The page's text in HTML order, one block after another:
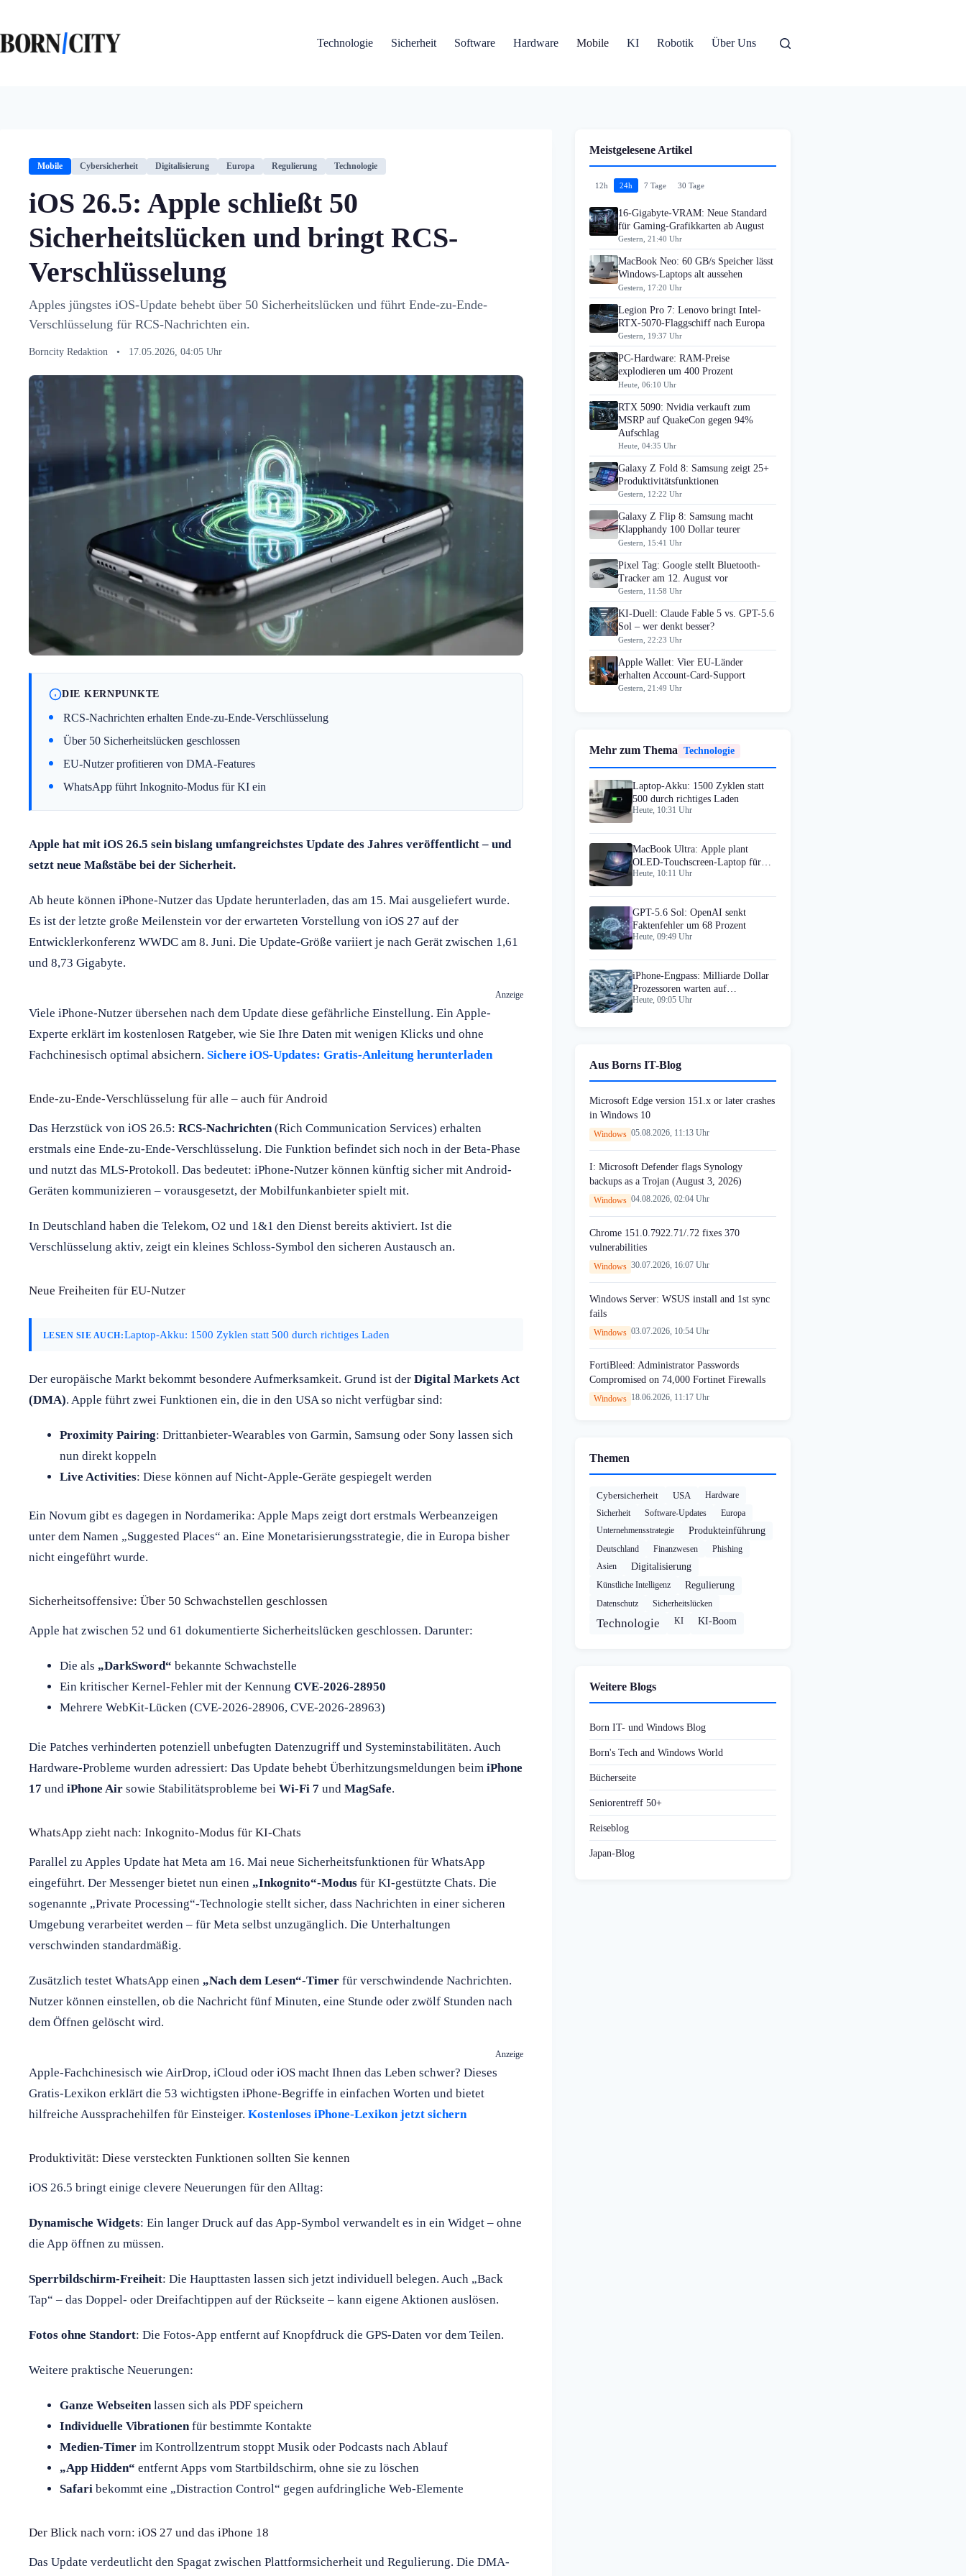
springen
Technologie
Sicherheit Software Hardware Mobile KI Robotik Über Uns
Mobile Cybersicherheit Digitalisierung Europa Regulierung Technologie
iOS 26.5: Apple schließt 50
Sicherheitslücken und bringt RCS-
Verschlüsselung
Apples jüngstes iOS-Update behebt über 50 Sicherheitslücken und führt Ende-zu-Ende-
Verschlüsselung für RCS-Nachrichten ein.
Borncity Redaktion • 17.05.2026, 04:05 Uhr
DIE KERNPUNKTE
RCS-Nachrichten erhalten Ende-zu-Ende-Verschlüsselung
Über 50 Sicherheitslücken geschlossen
EU-Nutzer profitieren von DMA-Features
WhatsApp führt Inkognito-Modus für KI ein
Apple hat mit iOS 26.5 sein bislang umfangreichstes Update des Jahres veröffentlicht – und
setzt neue Maßstäbe bei der Sicherheit.
Ab heute können iPhone-Nutzer das Update herunterladen, das am 15. Mai ausgeliefert wurde.
Es ist der letzte große Meilenstein vor der erwarteten Vorstellung von iOS 27 auf der
Entwicklerkonferenz WWDC am 8. Juni. Die Update-Größe variiert je nach Gerät zwischen 1,61
und 8,73 Gigabyte.
Anzeige
Viele iPhone-Nutzer übersehen nach dem Update diese gefährliche Einstellung. Ein Apple-
Experte erklärt im kostenlosen Ratgeber, wie Sie Ihre Daten mit wenigen Klicks und ohne
Fachchinesisch optimal absichern. Sichere iOS-Updates: Gratis-Anleitung herunterladen
Ende-zu-Ende-Verschlüsselung für alle – auch für Android
Das Herzstück von iOS 26.5: RCS-Nachrichten (Rich Communication Services) erhalten
erstmals eine Ende-zu-Ende-Verschlüsselung. Die Funktion befindet sich noch in der Beta-Phase
und nutzt das MLS-Protokoll. Das bedeutet: iPhone-Nutzer können künftig sicher mit Android-
Geräten kommunizieren – vorausgesetzt, der Mobilfunkanbieter spielt mit.
In Deutschland haben die Telekom, O2 und 1&1 den Dienst bereits aktiviert. Ist die
Verschlüsselung aktiv, zeigt ein kleines Schloss-Symbol den sicheren Austausch an.
Neue Freiheiten für EU-Nutzer
LESEN SIE AUCH:Laptop-Akku: 1500 Zyklen statt 500 durch richtiges Laden
Der europäische Markt bekommt besondere Aufmerksamkeit. Grund ist der Digital Markets Act
(DMA). Apple führt zwei Funktionen ein, die in den USA so nicht verfügbar sind:
Proximity Pairing: Drittanbieter-Wearables von Garmin, Samsung oder Sony lassen sich
nun direkt koppeln
Live Activities: Diese können auf Nicht-Apple-Geräte gespiegelt werden
Ein Novum gibt es dagegen in Nordamerika: Apple Maps zeigt dort erstmals Werbeanzeigen
unter dem Namen „Suggested Places“ an. Eine Monetarisierungsstrategie, die in Europa bisher
nicht eingeführt wurde.
Sicherheitsoffensive: Über 50 Schwachstellen geschlossen
Apple hat zwischen 52 und 61 dokumentierte Sicherheitslücken geschlossen. Darunter:
Die als „DarkSword“ bekannte Schwachstelle
Ein kritischer Kernel-Fehler mit der Kennung CVE-2026-28950
Mehrere WebKit-Lücken (CVE-2026-28906, CVE-2026-28963)
Die Patches verhinderten potenziell unbefugten Datenzugriff und Systeminstabilitäten. Auch
Hardware-Probleme wurden adressiert: Das Update behebt Überhitzungsmeldungen beim iPhone
17 und iPhone Air sowie Stabilitätsprobleme bei Wi-Fi 7 und MagSafe.
WhatsApp zieht nach: Inkognito-Modus für KI-Chats
Parallel zu Apples Update hat Meta am 16. Mai neue Sicherheitsfunktionen für WhatsApp
eingeführt. Der Messenger bietet nun einen „Inkognito“-Modus für KI-gestützte Chats. Die
sogenannte „Private Processing“-Technologie stellt sicher, dass Nachrichten in einer sicheren
Umgebung verarbeitet werden – für Meta selbst unzugänglich. Die Unterhaltungen
verschwinden standardmäßig.
Zusätzlich testet WhatsApp einen „Nach dem Lesen“-Timer für verschwindende Nachrichten.
Nutzer können einstellen, ob die Nachricht fünf Minuten, eine Stunde oder zwölf Stunden nach
dem Öffnen gelöscht wird.
Anzeige
Apple-Fachchinesisch wie AirDrop, iCloud oder iOS macht Ihnen das Leben schwer? Dieses
Gratis-Lexikon erklärt die 53 wichtigsten iPhone-Begriffe in einfachen Worten und bietet
hilfreiche Aussprachehilfen für Einsteiger. Kostenloses iPhone-Lexikon jetzt sichern
Produktivität: Diese versteckten Funktionen sollten Sie kennen
iOS 26.5 bringt einige clevere Neuerungen für den Alltag:
Dynamische Widgets: Ein langer Druck auf das App-Symbol verwandelt es in ein Widget – ohne
die App öffnen zu müssen.
Sperrbildschirm-Freiheit: Die Haupttasten lassen sich jetzt individuell belegen. Auch „Back
Tap“ – das Doppel- oder Dreifachtippen auf der Rückseite – kann eigene Aktionen auslösen.
Fotos ohne Standort: Die Fotos-App entfernt auf Knopfdruck die GPS-Daten vor dem Teilen.
Weitere praktische Neuerungen:
Ganze Webseitenlassen sich als PDF speichern
Individuelle Vibrationenfür bestimmte Kontakte
Medien-Timerim Kontrollzentrum stoppt Musik oder Podcasts nach Ablauf
„App Hidden“ entfernt Apps vom Startbildschirm, ohne sie zu löschen
Safari bekommt eine „Distraction Control“ gegen aufdringliche Web-Elemente
Der Blick nach vorn: iOS 27 und das iPhone 18
Das Update verdeutlicht den Spagat zwischen Plattformsicherheit und Regulierung. Die DMA-
Meistgelesene Artikel
12h 24h 7 Tage 30 Tage
16-Gigabyte-VRAM: Neue Standard
für Gaming-Grafikkarten ab August
Gestern, 21:40 Uhr
MacBook Neo: 60 GB/s Speicher lässt
Windows-Laptops alt aussehen
Gestern, 17:20 Uhr
Legion Pro 7: Lenovo bringt Intel-
RTX-5070-Flaggschiff nach Europa
Gestern, 19:37 Uhr
PC-Hardware: RAM-Preise
explodieren um 400 Prozent
Heute, 06:10 Uhr
RTX 5090: Nvidia verkauft zum
MSRP auf QuakeCon gegen 94%
Aufschlag
Heute, 04:35 Uhr
Galaxy Z Fold 8: Samsung zeigt 25+
Produktivitätsfunktionen
Gestern, 12:22 Uhr
Galaxy Z Flip 8: Samsung macht
Klapphandy 100 Dollar teurer
Gestern, 15:41 Uhr
Pixel Tag: Google stellt Bluetooth-
Tracker am 12. August vor
Gestern, 11:58 Uhr
KI-Duell: Claude Fable 5 vs. GPT-5.6
Sol – wer denkt besser?
Gestern, 22:23 Uhr
Apple Wallet: Vier EU-Länder
erhalten Account-Card-Support
Gestern, 21:49 Uhr
Mehr zum Thema Technologie
Laptop-Akku: 1500 Zyklen statt
500 durch richtiges Laden
Heute, 10:31 Uhr
MacBook Ultra: Apple plant
OLED-Touchscreen-Laptop für
Oktober
Heute, 10:11 Uhr
GPT-5.6 Sol: OpenAI senkt
Faktenfehler um 68 Prozent
Heute, 09:49 Uhr
iPhone-Engpass: Milliarde Dollar
Prozessoren warten auf
Speicherbauteile
Heute, 09:05 Uhr
Aus Borns IT-Blog
Microsoft Edge version 151.x or later crashes
in Windows 10
Windows 05.08.2026, 11:13 Uhr
I: Microsoft Defender flags Synology
backups as a Trojan (August 3, 2026)
Windows 04.08.2026, 02:04 Uhr
Chrome 151.0.7922.71/.72 fixes 370
vulnerabilities
Windows 30.07.2026, 16:07 Uhr
Windows Server: WSUS install and 1st sync
fails
Windows 03.07.2026, 10:54 Uhr
FortiBleed: Administrator Passwords
Compromised on 74,000 Fortinet Firewalls
Windows 18.06.2026, 11:17 Uhr
Themen
Cybersicherheit USA
Hardware
Sicherheit
Software-Updates
Europa
Unternehmensstrategie
Produkteinführung
Deutschland Finanzwesen
Phishing
Asien
Digitalisierung
Künstliche Intelligenz Regulierung
Datenschutz Sicherheitslücken
Technologie KI KI-Boom
Weitere Blogs
Born IT- und Windows Blog
Born's Tech and Windows World
Bücherseite
Seniorentreff 50+
Reiseblog
Japan-Blog